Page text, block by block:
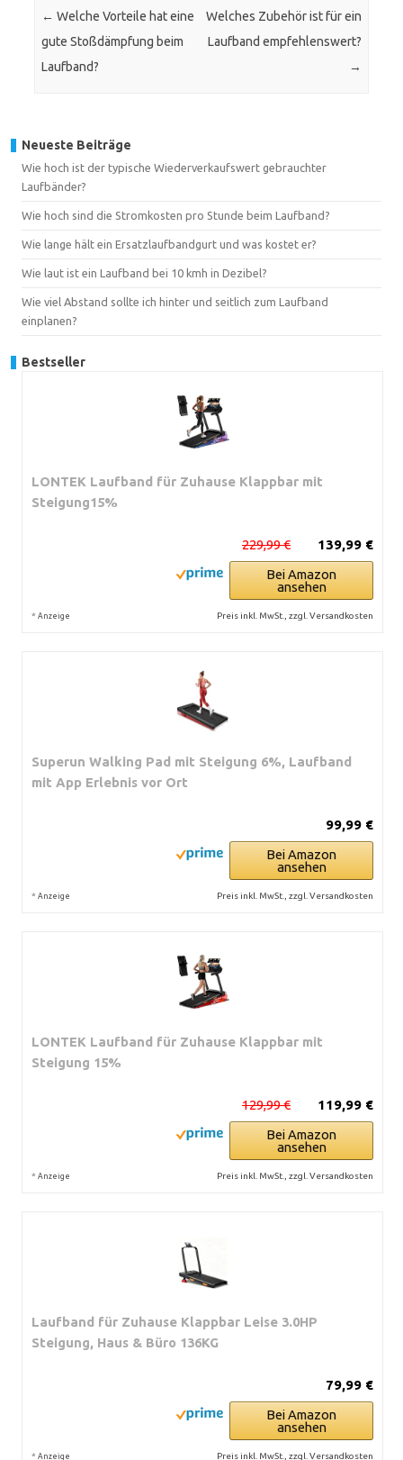
← Welche Vorteile hat eine
gute Stoßdämpfung beim
Laufband?
Welches Zubehör ist für ein
Laufband empfehlenswert?
→
Neueste Beiträge
Wie hoch ist der typische Wiederverkaufswert gebrauchter
Laufbänder?
Wie hoch sind die Stromkosten pro Stunde beim Laufband?
Wie lange hält ein Ersatzlaufbandgurt und was kostet er?
Wie laut ist ein Laufband bei 10 kmh in Dezibel?
Wie viel Abstand sollte ich hinter und seitlich zum Laufband
einplanen?
Bestseller
LONTEK Laufband für Zuhause Klappbar mit
Steigung15%
139,99 €
229,99 €
Bei Amazon
ansehen
* Anzeige Preis inkl. MwSt., zzgl. Versandkosten
Superun Walking Pad mit Steigung 6%, Laufband
mit App Erlebnis vor Ort
99,99 €
Bei Amazon
ansehen
* Anzeige Preis inkl. MwSt., zzgl. Versandkosten
LONTEK Laufband für Zuhause Klappbar mit
Steigung 15%
119,99 €
129,99 €
Bei Amazon
ansehen
* Anzeige Preis inkl. MwSt., zzgl. Versandkosten
Laufband für Zuhause Klappbar Leise 3.0HP
Steigung, Haus & Büro 136KG
79,99 €
Bei Amazon
ansehen
* Anzeige Preis inkl. MwSt., zzgl. Versandkosten